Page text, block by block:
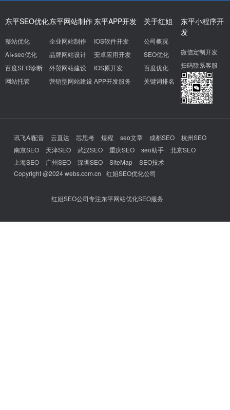
东平SEO优化
整站优化
AI+seo优化
百度SEO诊断
网站托管
东平网站制作
企业网站制作
品牌网站设计
外贸网站建设
营销型网站建设
东平APP开发
IOS软件开发
安卓应用开发
IOS原开发
APP开发服务
关于红姐
公司概况
SEO优化
百度优化
关键词排名
东平小程序开
发
微信定制开发
扫码联系客服
讯飞AI配音 云直达 芯思考 煜程 seo文章 成都SEO
杭州SEO
南京SEO
天津SEO 武汉SEO 重庆SEO seo助手
北京SEO
上海SEO
广州SEO 深圳SEO SiteMap
SEO技术
Copyright @2024 webs.com.cn
红姐SEO优化公司
红姐SEO公司专注东平网站优化SEO服务